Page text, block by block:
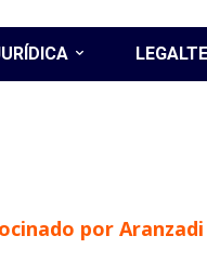
por Aranzadi